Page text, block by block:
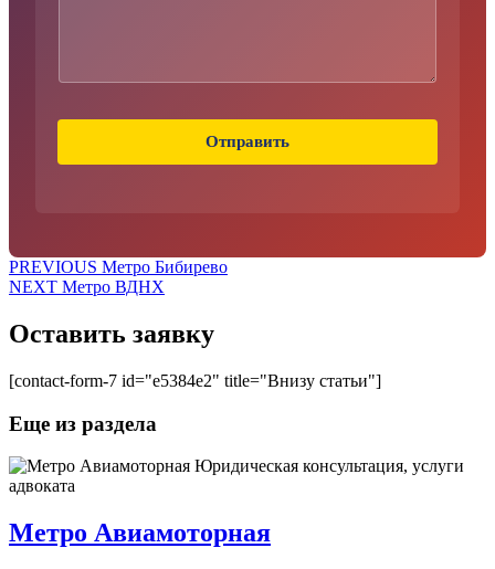
Отправить
Навигация
по
записям
PREVIOUS Предыдущая
запись:
Метро Бибирево
NEXT Следующая
Метро ВДНХ
Оставить заявку
[contact-form-7 id="e5384e2" title="Внизу статьи"]
Еще из раздела
Метро АвиамоторнаяМетро